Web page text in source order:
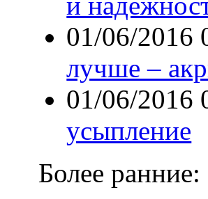
01/06/2016
лучше –
01/06/2016
усыпление
Более ранние: